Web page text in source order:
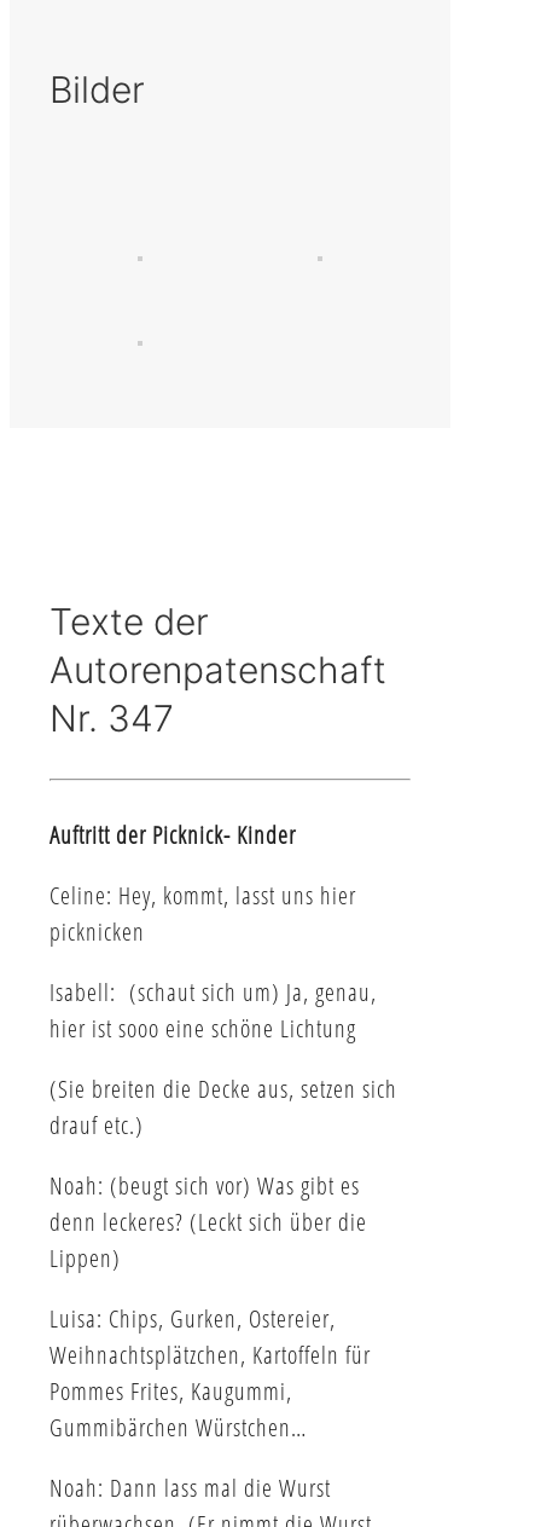
Bilder
Texte der
Autorenpatenschaft
Nr. 347
Auftritt der Picknick- Kinder
Celine: Hey, kommt, lasst uns hier
picknicken
Isabell: (schaut sich um) Ja, genau,
hier ist sooo eine schöne Lichtung
(Sie breiten die Decke aus, setzen sich
drauf etc.)
Noah: (beugt sich vor) Was gibt es
denn leckeres? (Leckt sich über die
Lippen)
Luisa: Chips, Gurken, Ostereier,
Weihnachtsplätzchen, Kartoffeln für
Pommes Frites, Kaugummi,
Gummibärchen Würstchen…
Noah: Dann lass mal die Wurst